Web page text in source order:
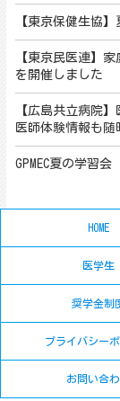
【東京保健生協】
【東京民医連】
を開催しました
【広島共立病院
医師体験情報も随
GPMEC夏の学習会
HOME
医学生
奨学金制
プライバシー
お問い合